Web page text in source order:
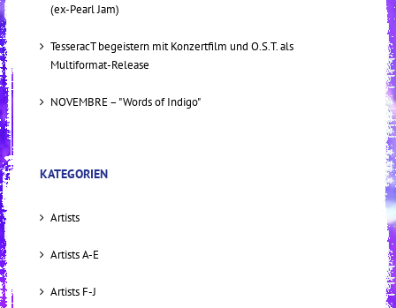
(ex-Pearl Jam)
TesseracT begeistern mit Konzertfilm und O.S.T. als
Multiformat-Release
NOVEMBRE – "Words of Indigo"
KATEGORIEN
Artists
Artists A-E
Artists F-J